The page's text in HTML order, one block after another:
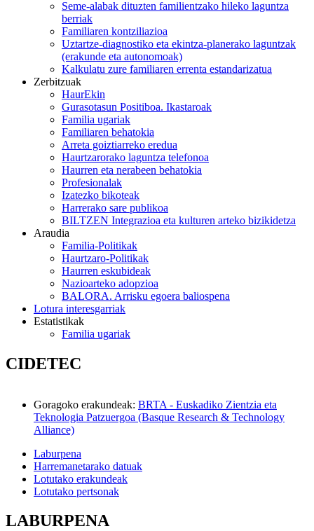
Seme-alabak dituzten familientzako hileko laguntza
berriak
Familiaren kontziliazioa
Uztartze-diagnostiko eta ekintza-planerako laguntzak
(erakunde eta autonomoak)
Kalkulatu zure familiaren errenta estandarizatua
Zerbitzuak
HaurEkin
Gurasotasun Positiboa. Ikastaroak
Familia ugariak
Familiaren behatokia
Arreta goiztiarreko eredua
Haurtzarorako laguntza telefonoa
Haurren eta nerabeen behatokia
Profesionalak
Izatezko bikoteak
Harrerako sare publikoa
BILTZEN Integrazioa eta kulturen arteko bizikidetza
Araudia
Familia-Politikak
Haurtzaro-Politikak
Haurren eskubideak
Nazioarteko adopzioa
BALORA. Arrisku egoera baliospena
Lotura interesgarriak
Estatistikak
Familia ugariak
CIDETEC
Goragoko erakundeak: BRTA - Euskadiko Zientzia eta
Teknologia Patzuergoa (Basque Research & Technology
Alliance)
Laburpena
Harremanetarako datuak
Lotutako erakundeak
Lotutako pertsonak
LABURPENA